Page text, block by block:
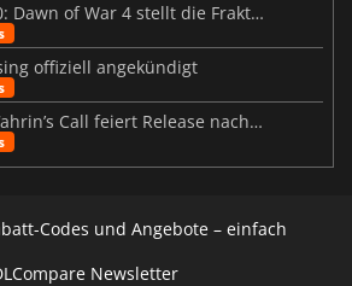
Warhammer 40.000: Dawn of War 4 stellt die Fraktion der Necrons vor
offiziell angekündigt
Forsaken Realms: Vahrin’s Call feiert Release nach 10 Jahren
Codes und Angebote – einfach
Newsletter